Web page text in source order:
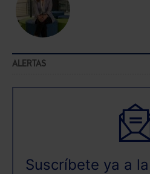
ALERTAS
Suscríbete ya a